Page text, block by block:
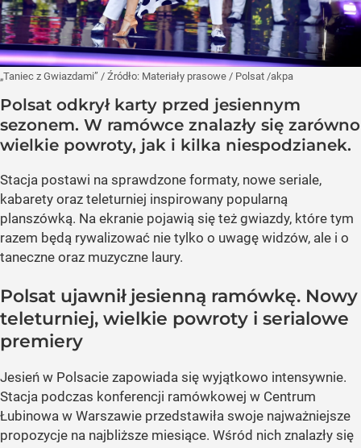
„Taniec z Gwiazdami” / Źródło: Materiały prasowe / Polsat /akpa
Polsat odkrył karty przed jesiennym
sezonem. W ramówce znalazły się zarówno
wielkie powroty, jak i kilka niespodzianek.
Stacja postawi na sprawdzone formaty, nowe seriale,
kabarety oraz teleturniej inspirowany popularną
planszówką. Na ekranie pojawią się też gwiazdy, które tym
razem będą rywalizować nie tylko o uwagę widzów, ale i o
taneczne oraz muzyczne laury.
Polsat ujawnił jesienną ramówkę. Nowy
teleturniej, wielkie powroty i serialowe
premiery
Jesień w Polsacie zapowiada się wyjątkowo intensywnie.
Stacja podczas konferencji ramówkowej w Centrum
Łubinowa w Warszawie przedstawiła swoje najważniejsze
propozycje na najbliższe miesiące. Wśród nich znalazły się